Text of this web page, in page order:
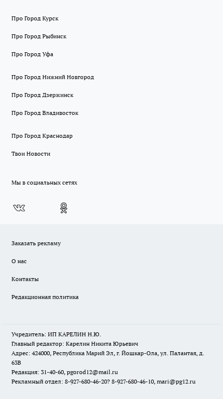
Про Город Курск
Про Город Рыбинск
Про Город Уфа
Про Город Нижний Новгород
Про Город Дзержинск
Про Город Владивосток
Про Город Краснодар
Твои Новости
Мы в социальных сетях
Заказать рекламу
О нас
Контакты
Редакционная политика
Учредитель: ИП КАРЕЛИН Н.Ю.
Главный редактор: Карелин Никита Юрьевич
Адрес: 424000, Республика Марий Эл, г. Йошкар-Ола, ул. Палантая, д.
63В
Редакция: 31-40-60, pgorod12@mail.ru
Рекламный отдел: 8-927-680-46-20? 8-927-680-46-10, mari@pg12.ru